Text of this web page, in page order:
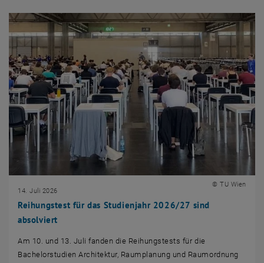
Reihungstest für das Studienjahr 2026/27 sind
absolviert
14. Juli 2026
© TU Wien
Am 10. und 13. Juli fanden die Reihungstests für die
Bachelorstudien Architektur, Raumplanung und Raumordnung